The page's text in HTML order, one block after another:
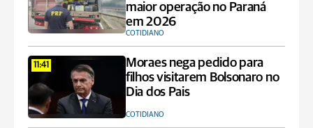
maior operação no Paraná
em 2026
COTIDIANO
11:41
Moraes nega pedido para
filhos visitarem Bolsonaro no
Dia dos Pais
COTIDIANO